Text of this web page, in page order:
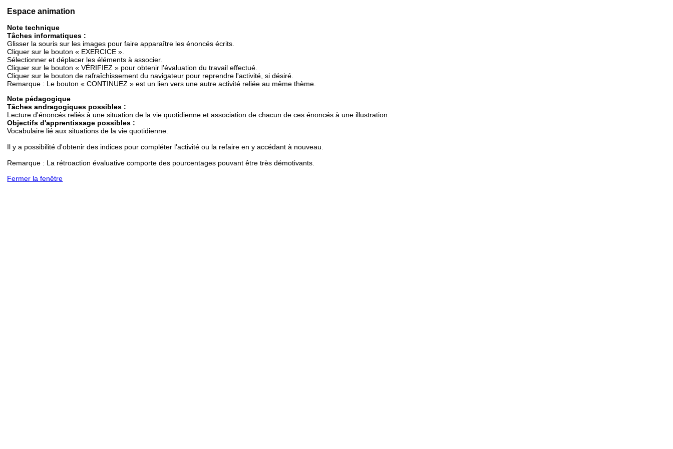
Espace animation
Note technique
Tâches informatiques :
Glisser la souris sur les images pour faire apparaître les énoncés écrits.
Cliquer sur le bouton « EXERCICE ».
Sélectionner et déplacer les éléments à associer.
Cliquer sur le bouton « VÉRIFIEZ » pour obtenir l'évaluation du travail effectué.
Cliquer sur le bouton de rafraîchissement du navigateur pour reprendre l'activité, si désiré.
Remarque : Le bouton « CONTINUEZ » est un lien vers une autre activité reliée au même thème.
Note pédagogique
Tâches andragogiques possibles :
Lecture d'énoncés reliés à une situation de la vie quotidienne et association de chacun de ces énoncés à une illustration.
Objectifs d'apprentissage possibles :
Vocabulaire lié aux situations de la vie quotidienne.
Il y a possibilité d'obtenir des indices pour compléter l'activité ou la refaire en y accédant à nouveau.
Remarque : La rétroaction évaluative comporte des pourcentages pouvant être très démotivants.
Fermer la fenêtre